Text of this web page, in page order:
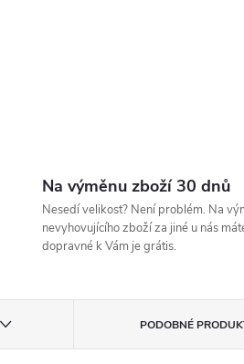
Na výměnu zboží 30 dnů
Nesedí velikost? Není problém. Na
nevyhovujícího zboží za jiné u nás
dopravné k Vám je grátis.
PODOBNÉ